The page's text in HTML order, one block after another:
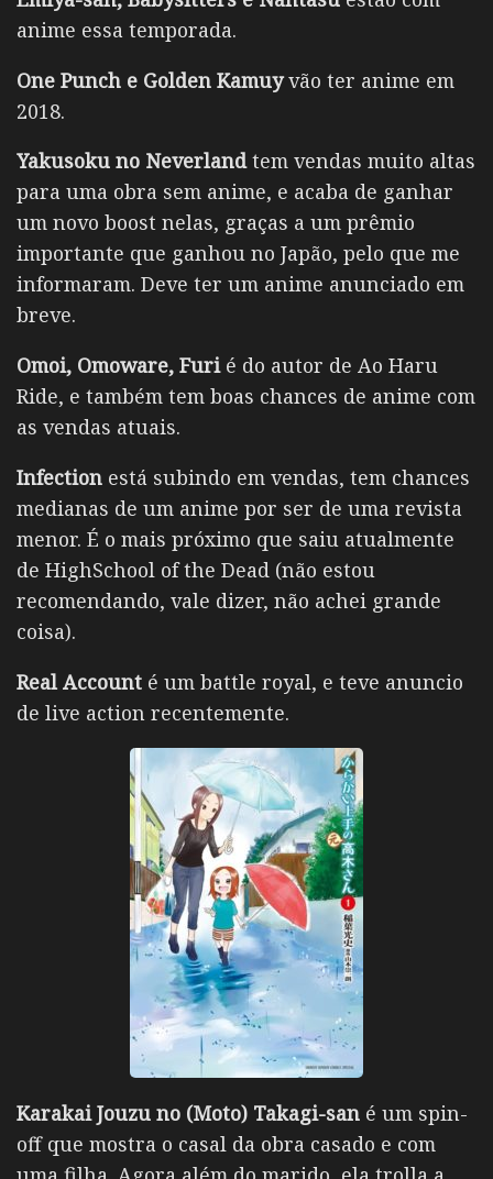
anime essa temporada.
One Punch e Golden Kamuyvão ter anime em
2018.
Yakusoku no Neverlandtem vendas muito altas
para uma obra sem anime, e acaba de ganhar
um novo boost nelas, graças a um prêmio
importante que ganhou no Japão, pelo que me
informaram. Deve ter um anime anunciado em
breve.
Omoi, Omoware, Furié do autor de Ao Haru
Ride, e também tem boas chances de anime com
as vendas atuais.
Infection está subindo em vendas, tem chances
medianas de um anime por ser de uma revista
menor. É o mais próximo que saiu atualmente
de HighSchool of the Dead (não estou
recomendando, vale dizer, não achei grande
coisa).
Real Account é um battle royal, e teve anuncio
de live action recentemente.
Karakai Jouzu no (Moto) Takagi-san é um spin-
off que mostra o casal da obra casado e com